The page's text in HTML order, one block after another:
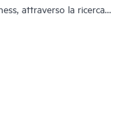
attraverso la ricerca
diretto a specialisti dei